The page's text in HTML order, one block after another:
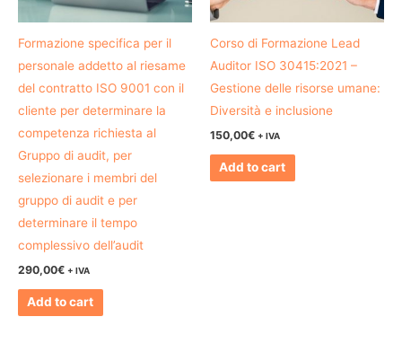
Formazione specifica per il
personale addetto al riesame
del contratto ISO 9001 con il
cliente per determinare la
competenza richiesta al
Gruppo di audit, per
selezionare i membri del
gruppo di audit e per
determinare il tempo
complessivo dell’audit
290,00€ + IVA
Add to cart
Corso di Formazione Lead
Auditor ISO 30415:2021 –
Gestione delle risorse umane:
Diversità e inclusione
150,00€ + IVA
Add to cart